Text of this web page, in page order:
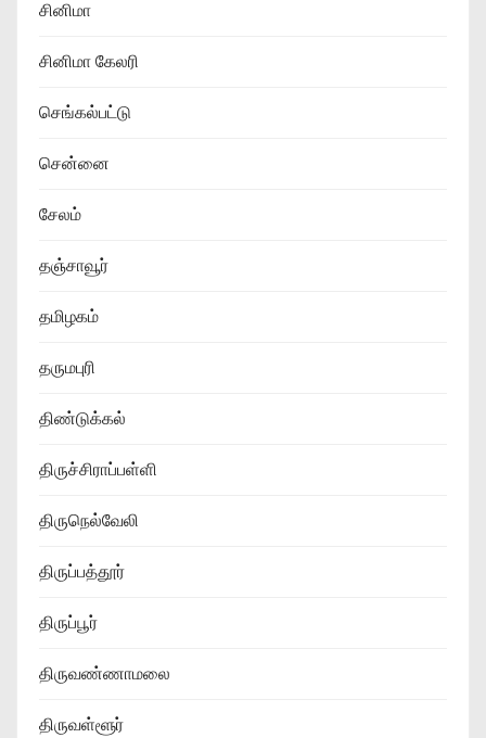
சினிமா
சினிமா கேலரி
செங்கல்பட்டு
சென்னை
சேலம்
தஞ்சாவூர்
தமிழகம்
தருமபுரி
திண்டுக்கல்
திருச்சிராப்பள்ளி
திருநெல்வேலி
திருப்பத்தூர்
திருப்பூர்
திருவண்ணாமலை
திருவள்ளூர்